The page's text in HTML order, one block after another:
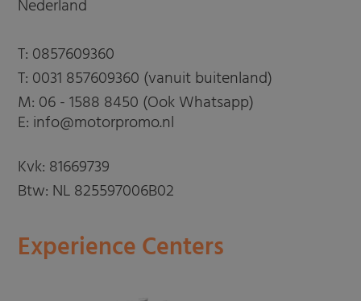
Nederland
T: 0857609360
T: 0031 857609360 (vanuit buitenland)
M: 06 - 1588 8450 (Ook Whatsapp)
E: info@motorpromo.nl
Kvk: 81669739
Btw: NL 825597006B02
Experience Centers